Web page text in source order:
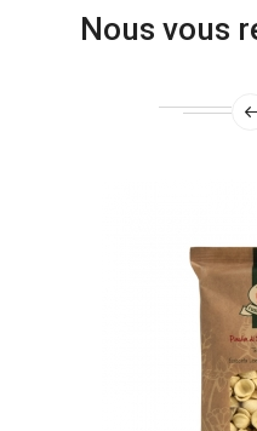
Nous vous